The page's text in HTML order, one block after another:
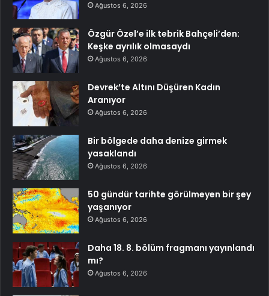
Ağustos 6, 2026
Özgür Özel’e ilk tebrik Bahçeli’den:
Keşke ayrılık olmasaydı
Ağustos 6, 2026
Devrek’te Altını Düşüren Kadın
Aranıyor
Ağustos 6, 2026
Bir bölgede daha denize girmek
yasaklandı
Ağustos 6, 2026
50 gündür tarihte görülmeyen bir şey
yaşanıyor
Ağustos 6, 2026
Daha 18. 8. bölüm fragmanı yayınlandı
mı?
Ağustos 6, 2026